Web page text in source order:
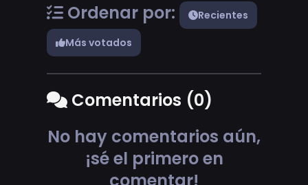
Ordenar por:
Recientes
Más votados
Comentarios (0)
No hay comentarios aún,
¡sé el primero en